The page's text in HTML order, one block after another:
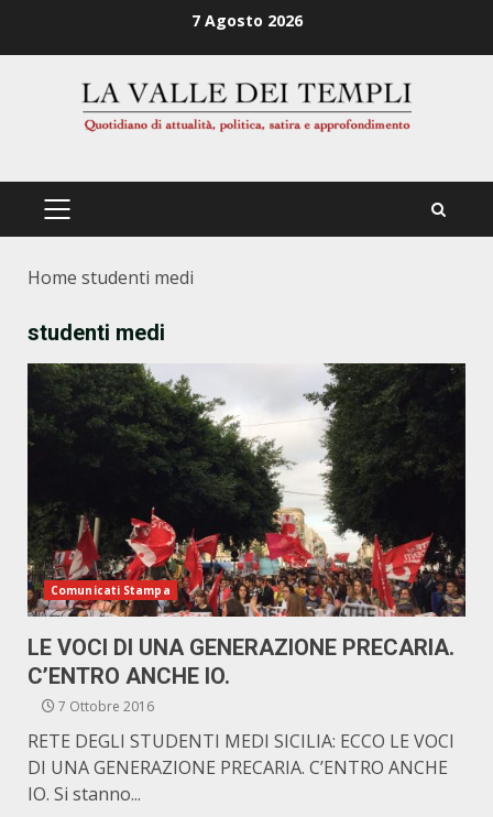
7 Agosto 2026
PRIMÄRES
Home studenti medi
studenti medi
Comunicati Stampa
LE VOCI DI UNA GENERAZIONE PRECARIA.
C’ENTRO ANCHE IO.
7 Ottobre 2016
RETE DEGLI STUDENTI MEDI SICILIA: ECCO LE VOCI
DI UNA GENERAZIONE PRECARIA. C’ENTRO ANCHE
IO. Si stanno...